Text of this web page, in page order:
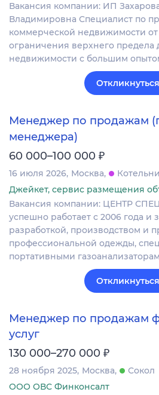
Вакансия компании: ИП
Владимировна Специалист по
коммерческой недвижимости от
ограничения верхнего предела
недвижимости с большим
Откликнуться
Менеджер по продажам
менеджера)
60 000–100 000 ₽
16 июля 2026 Москва
Джейкет, сервис размещения
Вакансия компании: ЦЕНТР
успешно работает с 2006 года и
разработкой, производством и
профессиональной одежды,
портативными
Откликнуться
Менеджер по продажам
услуг
130 000–270 000 ₽
28 ноября 2025 Москва
Сокол
ООО ОВС Финконсалт